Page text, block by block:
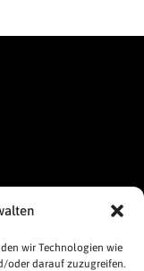
wir Technologien wie
oder darauf zuzugreifen.
Verkäufen.